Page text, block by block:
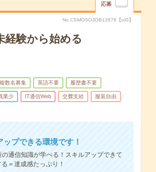
応募
No.CSMOSOJOB12878【oI0】
経験から始める
複数名募集 英語不要 履歴書不要
業少 IT通信Web 交費支給 服装自由
プできる環境です！
通信知識が学べる！スキルアップできて
＝達成感たっぷり！